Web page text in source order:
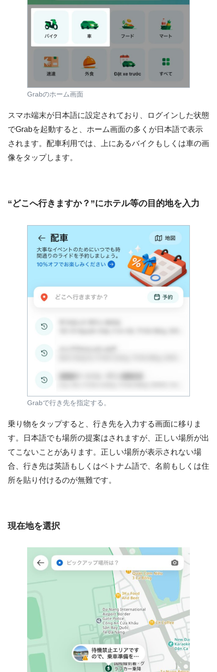
Grabのホーム画面
スマホ端末が日本語に設定されており、ログインした状態
でGrabを起動すると、ホーム画面の多くが日本語で表示
されます。配車利用では、上にあるバイクもしくは車の画
像をタップします。
“どこへ行きますか？”にホテル等の目的地を入力
Grabで行き先を指定する。
乗り物をタップすると、行き先を入力する画面に移りま
す。日本語でも場所の提案はされますが、正しい場所が出
てこないことがあります。正しい場所が表示されない場
合、行き先は英語もしくはベトナム語で、名前もしくは住
所を貼り付けるのが無難です。
現在地を選択